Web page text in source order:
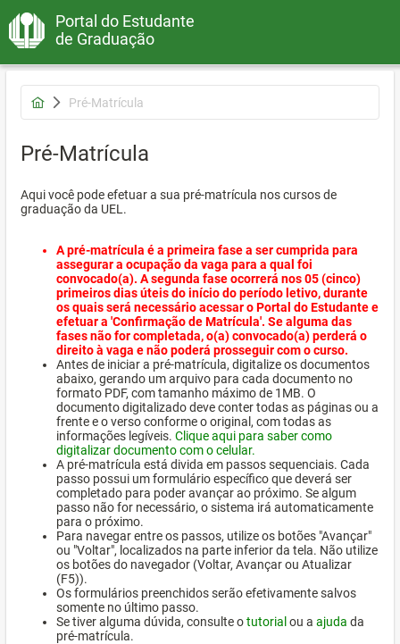
Portal do Estudante
de Graduação
Pré-Matrícula
Pré-Matrícula
Aqui você pode efetuar a sua pré-matrícula nos cursos de
graduação da UEL.
A pré-matrícula é a primeira fase a ser cumprida para
assegurar a ocupação da vaga para a qual foi
convocado(a). A segunda fase ocorrerá nos 05 (cinco)
primeiros dias úteis do início do período letivo, durante
os quais será necessário acessar o Portal do Estudante e
efetuar a 'Confirmação de Matrícula'. Se alguma das
fases não for completada, o(a) convocado(a) perderá o
direito à vaga e não poderá prosseguir com o curso.
Antes de iniciar a pré-matrícula, digitalize os documentos
abaixo, gerando um arquivo para cada documento no
formato PDF, com tamanho máximo de 1MB. O
documento digitalizado deve conter todas as páginas ou a
frente e o verso conforme o original, com todas as
informações legíveis. Clique aqui para saber como
digitalizar documento com o celular.
A pré-matrícula está divida em passos sequenciais. Cada
passo possui um formulário específico que deverá ser
completado para poder avançar ao próximo. Se algum
passo não for necessário, o sistema irá automaticamente
para o próximo.
Para navegar entre os passos, utilize os botões "Avançar"
ou "Voltar", localizados na parte inferior da tela. Não utilize
os botões do navegador (Voltar, Avançar ou Atualizar
(F5)).
Os formulários preenchidos serão efetivamente salvos
somente no último passo.
Se tiver alguma dúvida, consulte otutorial ou a ajuda da
pré-matrícula.